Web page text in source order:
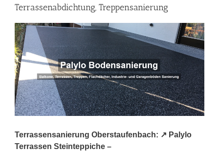
Terrassenabdichtung, Treppensanierung
Terrassensanierung Oberstaufenbach: ↗️ Palylo
Terrassen Steinteppiche –